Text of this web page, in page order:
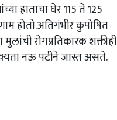
हाताचा घेर 115 ते 125
होतो.अतिगंभीर कुपोषित
रोगप्रतिकारक शक्तीही
नऊ पटीने जास्त असते.